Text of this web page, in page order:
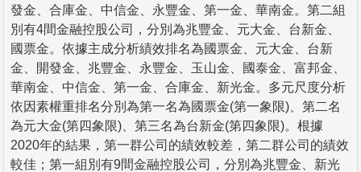
發金、合庫金、中信金、永豐金、第一金、華南金。第二組
別有4間金融控股公司，分別為兆豐金、元大金、台新金、
國票金。依據主成分析績效排名為國票金、元大金、台新
金、開發金、兆豐金、永豐金、玉山金、國泰金、富邦金、
華南金、中信金、第一金、合庫金、新光金。多元尺度分析
依因素權重排名分別為第一名為國票金(第一象限)、第二名
為元大金(第四象限)、第三名為台新金(第四象限)。根據
2020年的結果，第一群公司的績效較差，第二群公司的績效
較佳；第一組別有9間金融控股公司，分別為兆豐金、新光